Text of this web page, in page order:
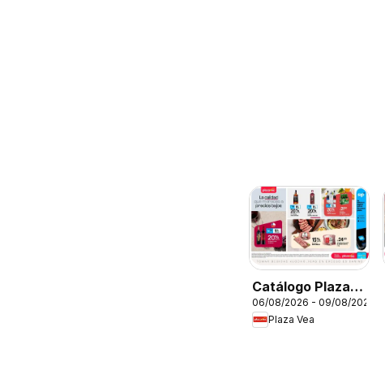
Catálogo Plaza
Vea - AVISO
TIENDAS
06/08/2026 - 09/08/2026
Plaza Vea